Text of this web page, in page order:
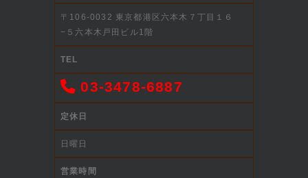
〒106-0032 東京都港区六本木７丁目１６
−５六本木戸田ビル1階
TEL
03-3478-6887
定休日
日曜日
営業時間